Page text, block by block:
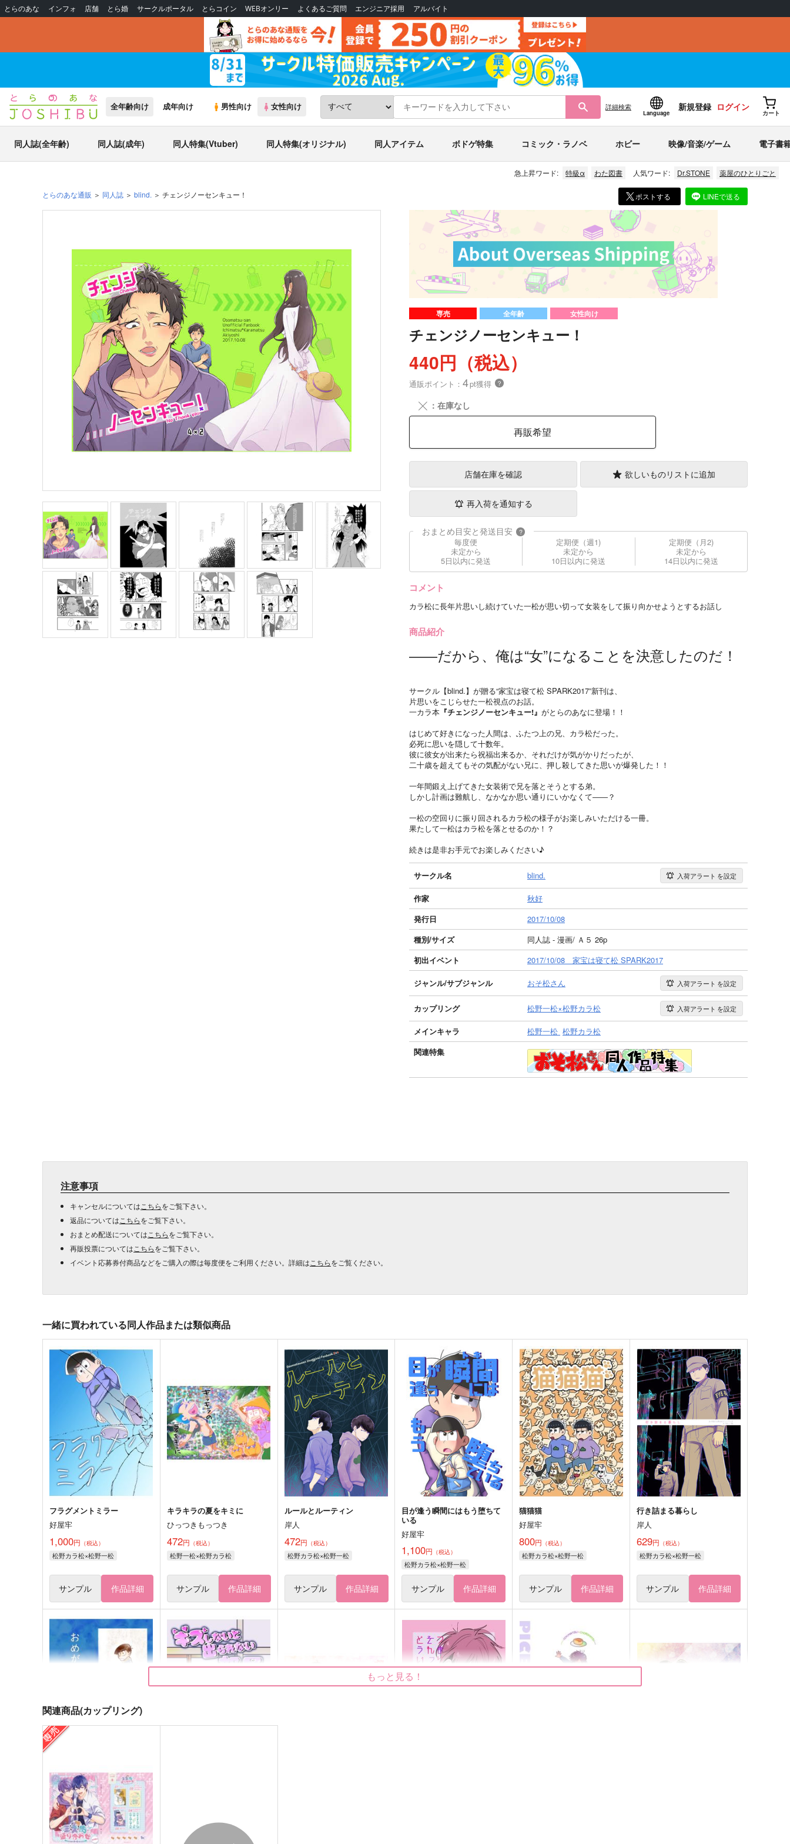
とらのあな インフォ 店舗 とら婚 サークルポータル とらコイン WEBオンリー よくあるご質問 エンジニア採用 アルバイト
全年齢向け 成年向け 男性向け 女性向け 詳細検索
Language
新規登録 ログイン
カート
同人誌(全年齢) 同人誌(成年) 同人特集(Vtuber) 同人特集(オリジナル) 同人アイテム ボドゲ特集 コミック・ラノベ ホビー 映像/音楽/ゲーム 電子書
急上昇ワード: 特級α わた図書 人気ワード: Dr.STONE 薬屋のひとりごと
とらのあな通販 同人誌 blind. チェンジノーセンキュー！ ポストする LINEで送る
専売 全年齢 女性向け
チェンジノーセンキュー！
440円（税込）
通販ポイント： 4pt獲得 ？
╳ ：在庫なし
再販希望
店舗在庫を確認 欲しいものリストに追加
再入荷を通知する
おまとめ目安と発送目安 ?
毎度便
未定から
5日以内に発送
定期便（週1)
未定から
10日以内に発送
定期便（月2)
未定から
14日以内に発送
コメント
カラ松に長年片思いし続けていた一松が思い切って女装をして振り向かせようとするお話し
商品紹介
――だから、俺は“女”になることを決意したのだ！
サークル【blind.】が贈る“家宝は寝て松 SPARK2017”新刊は、
片思いをこじらせた一松視点のお話。
一カラ本 『チェンジノーセンキュー!』 がとらのあなに登場！！
はじめて好きになった人間は、ふたつ上の兄、カラ松だった。
必死に思いを隠して十数年。
彼に彼女が出来たら祝福出来るか、それだけが気がかりだったが、
二十歳を超えてもその気配がない兄に、押し殺してきた思いが爆発した！！
一年間鍛え上げてきた女装術で兄を落とそうとする弟。
しかし計画は難航し、なかなか思い通りにいかなくて――？
一松の空回りに振り回されるカラ松の様子がお楽しみいただける一冊。
果たして一松はカラ松を落とせるのか！？
続きは是非お手元でお楽しみください♪
サークル名 blind. 入荷アラート を設定
作家
秋好
発行日
2017/10/08
種別/サイズ
同人誌 - 漫画/ Ａ５ 26p
初出イベント
2017/10/08 家宝は寝て松 SPARK2017
ジャンル/サブジャンル おそ松さん 入荷アラート を設定
カップリング 松野一松×松野カラ松 入荷アラート を設定
メインキャラ 松野一松 松野カラ松
関連特集
注意事項
キャンセルについては こちらをご覧下さい。
返品については こちらをご覧下さい。
おまとめ配送については こちらをご覧下さい。
再販投票については こちらをご覧下さい。
イベント応募券付商品などをご購入の際は毎度便をご利用ください。詳細は こちらをご覧ください。
一緒に買われている同人作品または類似商品
フラグメントミラー
好屋牢
1,000円 （税込）
松野カラ松×松野一松
サンプル 作品詳細
キラキラの夏をキミに
ひっつきもっつき
472円 （税込）
松野一松×松野カラ松
サンプル 作品詳細
ルールとルーティン
岸人
472円 （税込）
松野カラ松×松野一松
サンプル 作品詳細
目が逢う瞬間にはもう堕ちて
いる
好屋牢
1,100円 （税込）
松野カラ松×松野一松
サンプル 作品詳細
猫猫猫
好屋牢
800円 （税込）
松野カラ松×松野一松
サンプル 作品詳細
行き詰まる暮らし
岸人
629円 （税込）
松野カラ松×松野一松
サンプル 作品詳細
おめがのことのは 前編
ハンマードリル
629円（税込）
松野カラ松×松野一松 松野カラ松×松野一松
もっと見る！
関連商品(カップリング)